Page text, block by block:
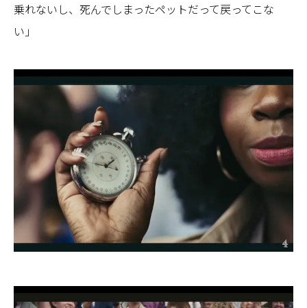
乗れないし、死んでしまったペットだって戻ってこな
い」